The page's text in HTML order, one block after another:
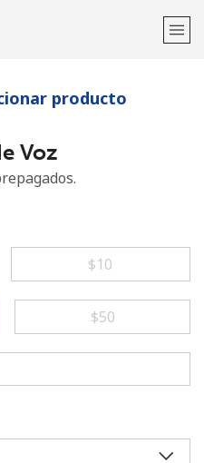
Inicia sesión →
producto
Voz
⁦$10⁩
⁦$50⁩